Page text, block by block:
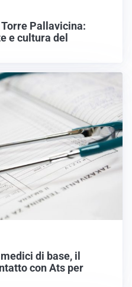
Pallavicina:
e cultura del
di base, il
con Ats per